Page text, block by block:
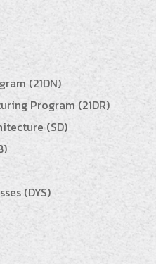
(21DN)
Program (21DR)
(SD)
(DYS)